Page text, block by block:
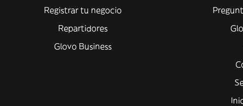
Registrar tu negocio
Repartidores
Glovo Business